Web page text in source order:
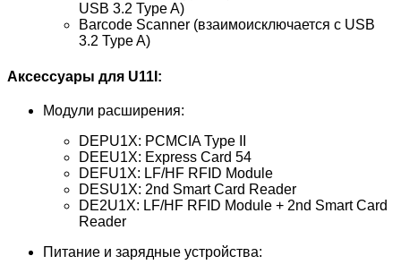
USB 3.2 Type A)
Barcode Scanner (взаимоисключается с USB
3.2 Type A)
Аксессуары для U11I:
Модули расширения:
DEPU1X: PCMCIA Type II
DEEU1X: Express Card 54
DEFU1X: LF/HF RFID Module
DESU1X: 2nd Smart Card Reader
DE2U1X: LF/HF RFID Module + 2nd Smart Card
Reader
Питание и зарядные устройства: